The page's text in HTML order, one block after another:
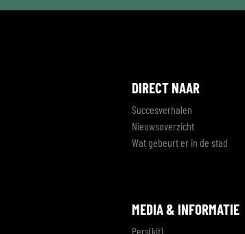
DIRECT NAAR
Succesverhalen
Nieuwsoverzicht
Wat gebeurt er in de stad
MEDIA & INFORMATIE
Pers(kit)